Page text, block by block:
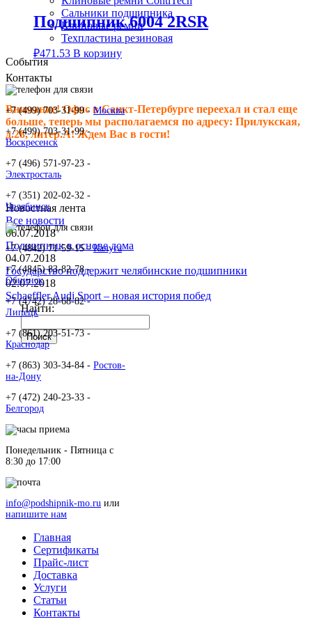
Сальники подшипника
Клиновые ремни
Техпластина резиновая
События
Внимание! Офис в Санкт-Петербурге переехал и стал еще
больше, теперь мы располагаемся по адресу: Прилукская,
д.28, литер.А! Ждем Вас в гости!
Новостная лента
Все новости
06.07.2018
Подшипник в основе дома
04.07.2018
Государство поддержит челябинские подшипники
02.07.2018
Schaeffler Audi Sport – новая история побед
Найти:
Подшипник 6004 2RSR
₽471.53 В корзину
Контакты
+7 (499) 703-31-99 -Москва
+7 (499) 703-31-99 -
Воскресенск
+7 (496) 571-97-23 -
Электросталь
+7 (351) 202-02-32 -
Челябинск
+7 (4842) 71-59-15 -Калуга
+7 (4845) 83-82-78 -
Обнинск
+7 (4742) 28-68-82 -
Липецк
+7 (861) 203-51-73 -
Краснодар
+7 (863) 303-34-84 - Ростов-
на-Дону
+7 (472) 240-23-33 -
Белгород
Понедельник - Пятница c
8:30 до 17:00
info@podshipnik-mo.ru или
напишите нам
Главная
Сертификаты
Прайс-лист
Доставка
Услуги
Статьи
Контакты